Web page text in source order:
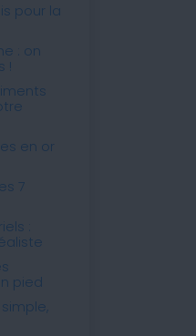
pour la
: on
!
en or
7
:
pied